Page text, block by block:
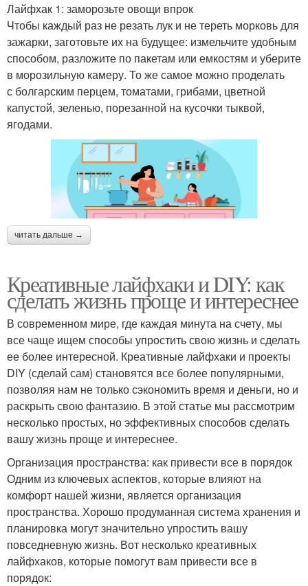
Лайфхак 1: заморозьте овощи впрок
Чтобы каждый раз не резать лук и не тереть морковь для
зажарки, заготовьте их на будущее: измельчите удобным
способом, разложите по пакетам или емкостям и уберите
в морозильную камеру. То же самое можно проделать
с болгарским перцем, томатами, грибами, цветной
капустой, зеленью, порезанной на кусочки тыквой,
ягодами.
читать дальше →
Креативные лайфхаки и DIY: как
сделать жизнь проще и интереснее
В современном мире, где каждая минута на счету, мы
все чаще ищем способы упростить свою жизнь и сделать
ее более интересной. Креативные лайфхаки и проекты
DIY (сделай сам) становятся все более популярными,
позволяя нам не только сэкономить время и деньги, но и
раскрыть свою фантазию. В этой статье мы рассмотрим
несколько простых, но эффективных способов сделать
вашу жизнь проще и интереснее.
Организация пространства: как привести все в порядок
Одним из ключевых аспектов, которые влияют на
комфорт нашей жизни, является организация
пространства. Хорошо продуманная система хранения и
планировка могут значительно упростить вашу
повседневную жизнь. Вот несколько креативных
лайфхаков, которые помогут вам привести все в
порядок: